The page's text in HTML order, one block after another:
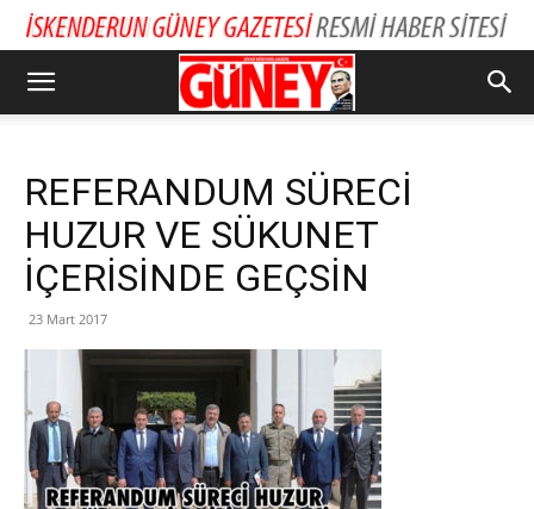
REFERANDUM SÜRECİ
HUZUR VE SÜKUNET
İÇERİSİNDE GEÇSİN
23 Mart 2017